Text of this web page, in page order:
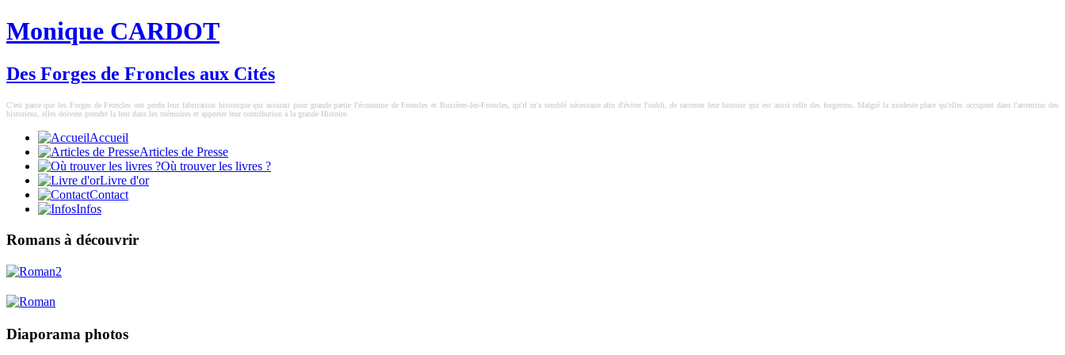
Monique CARDOT
Des Forges de Froncles aux Cités
C'est parce que les Forges de Froncles ont perdu leur fabrication historique qui assurait pour grande partie l'économie de Froncles et Buxières-les-Froncles, qu'il m'a semblé nécessaire afin d'éviter l'oubli, de raconter leur histoire qui est aussi celle des forgerons. Malgré la modeste place qu'elles occupent dans l'attention des
historiens, elles doivent prendre la leur dans les mémoires et apporter leur contribution à la grande Histoire.
Accueil
Articles de Presse
Où trouver les livres ?
Livre d'or
Contact
Infos
Romans à découvrir
Diaporama photos